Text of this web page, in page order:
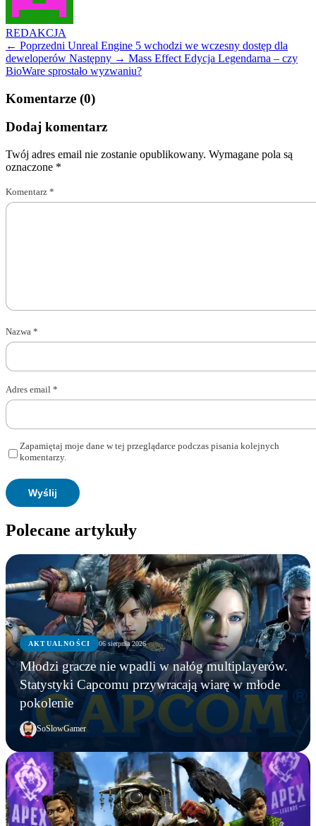
REDAKCJA
← Poprzedni Unreal Engine 5 wchodzi we wczesny dostęp dla
deweloperów Następny → Mass Effect Edycja Legendarna – czy
BioWare sprostało wyzwaniu?
Komentarze (0)
Dodaj komentarz
Twój adres email nie zostanie opublikowany. Wymagane pola są
oznaczone *
Komentarz *
Nazwa *
Adres email *
Zapamiętaj moje dane w tej przeglądarce podczas pisania kolejnych
komentarzy.
Polecane artykuły
AKTUALNOŚCI 06 sierpnia 2026
Młodzi gracze nie wpadli w nałóg multiplayerów.
Statystyki Capcomu przywracają wiarę w młode
pokolenie
SoSlowGamer